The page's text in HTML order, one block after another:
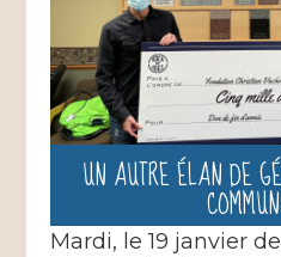
UN AUTRE ÉLAN DE
Mardi, le 19 janvier